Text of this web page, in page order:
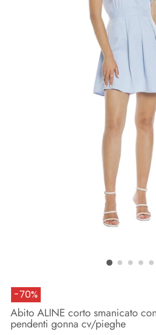
-70%
Abito ALINE corto smanicato
pendenti gonna cv/pieghe